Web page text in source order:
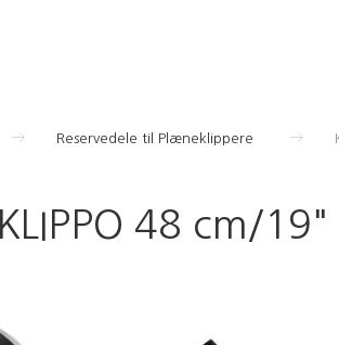
Reservedele til Plæneklippere
48 cm/19"